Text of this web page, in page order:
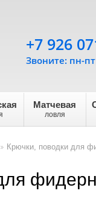
Матчевая
ловля
+7 926
Звоните: пн-
Крючки, поводки для